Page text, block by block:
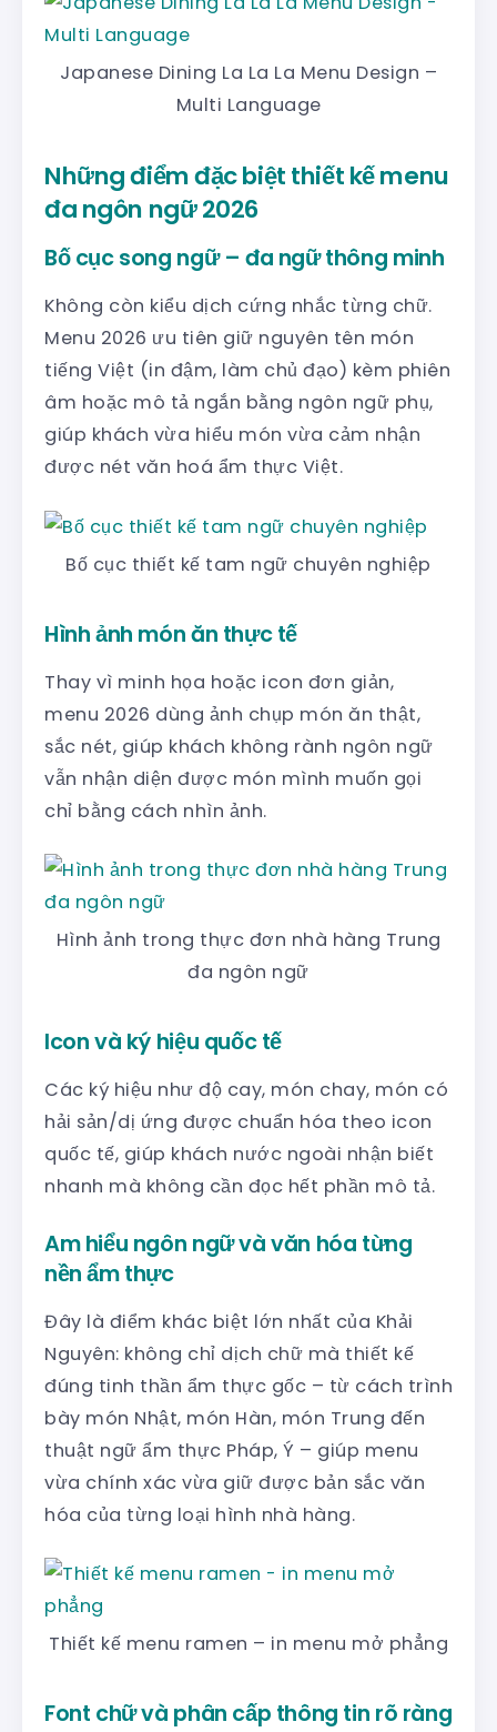
Japanese Dining La La La Menu Design –
Multi Language
Những điểm đặc biệt thiết kế menu
đa ngôn ngữ 2026
Bố cục song ngữ – đa ngữ thông minh
Không còn kiểu dịch cứng nhắc từng chữ.
Menu 2026 ưu tiên giữ nguyên tên món
tiếng Việt (in đậm, làm chủ đạo) kèm phiên
âm hoặc mô tả ngắn bằng ngôn ngữ phụ,
giúp khách vừa hiểu món vừa cảm nhận
được nét văn hoá ẩm thực Việt.
Bố cục thiết kế tam ngữ chuyên nghiệp
Hình ảnh món ăn thực tế
Thay vì minh họa hoặc icon đơn giản,
menu 2026 dùng ảnh chụp món ăn thật,
sắc nét, giúp khách không rành ngôn ngữ
vẫn nhận diện được món mình muốn gọi
chỉ bằng cách nhìn ảnh.
Hình ảnh trong thực đơn nhà hàng Trung
đa ngôn ngữ
Icon và ký hiệu quốc tế
Các ký hiệu như độ cay, món chay, món có
hải sản/dị ứng được chuẩn hóa theo icon
quốc tế, giúp khách nước ngoài nhận biết
nhanh mà không cần đọc hết phần mô tả.
Am hiểu ngôn ngữ và văn hóa từng
nền ẩm thực
Đây là điểm khác biệt lớn nhất của Khải
Nguyên: không chỉ dịch chữ mà thiết kế
đúng tinh thần ẩm thực gốc – từ cách trình
bày món Nhật, món Hàn, món Trung đến
thuật ngữ ẩm thực Pháp, Ý – giúp menu
vừa chính xác vừa giữ được bản sắc văn
hóa của từng loại hình nhà hàng.
Thiết kế menu ramen – in menu mở phẳng
Font chữ và phân cấp thông tin rõ ràng